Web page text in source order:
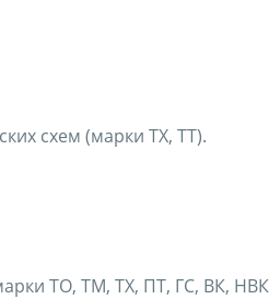
схем (марки ТХ, ТТ).
TO, TM, TX, ПТ, ГС, ВК,